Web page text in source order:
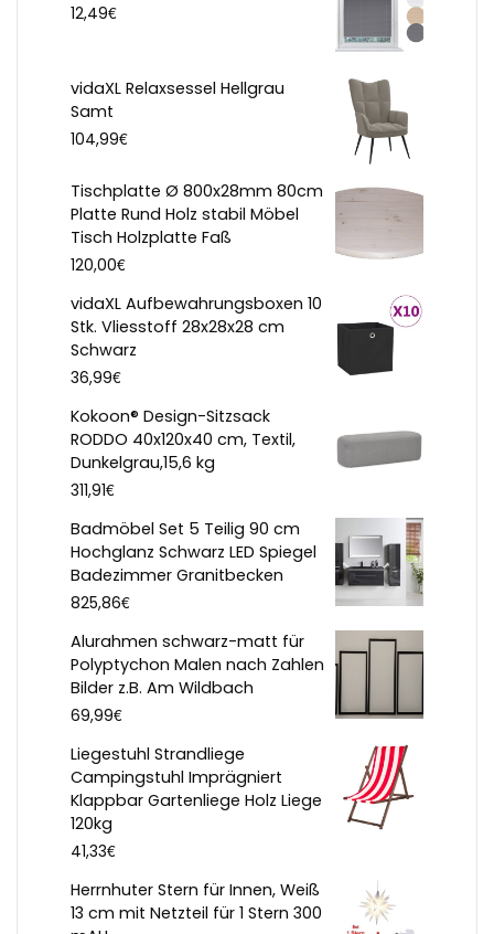
12,49€
vidaXL Relaxsessel Hellgrau
Samt
104,99€
Tischplatte Ø 800x28mm 80cm
Platte Rund Holz stabil Möbel
Tisch Holzplatte Faß
120,00€
vidaXL Aufbewahrungsboxen 10
Stk. Vliesstoff 28x28x28 cm
Schwarz
36,99€
Kokoon® Design-Sitzsack
RODDO 40x120x40 cm, Textil,
Dunkelgrau,15,6 kg
311,91€
Badmöbel Set 5 Teilig 90 cm
Hochglanz Schwarz LED Spiegel
Badezimmer Granitbecken
825,86€
Alurahmen schwarz-matt für
Polyptychon Malen nach Zahlen
Bilder z.B. Am Wildbach
69,99€
Liegestuhl Strandliege
Campingstuhl Imprägniert
Klappbar Gartenliege Holz Liege
120kg
41,33€
Herrnhuter Stern für Innen, Weiß
13 cm mit Netzteil für 1 Stern 300